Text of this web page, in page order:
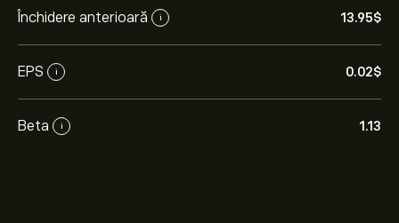
Închidere anterioară i 13.95‎$‎
EPS i 0.02‎$‎
Beta i 1.13